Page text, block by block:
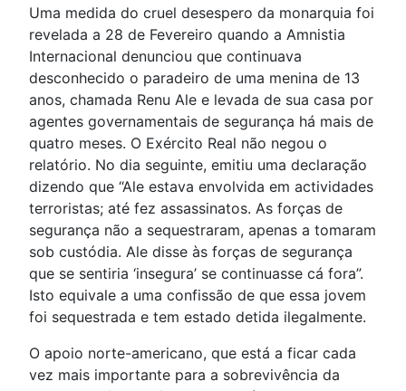
Uma medida do cruel desespero da monarquia foi
revelada a 28 de Fevereiro quando a Amnistia
Internacional denunciou que continuava
desconhecido o paradeiro de uma menina de 13
anos, chamada Renu Ale e levada de sua casa por
agentes governamentais de segurança há mais de
quatro meses. O Exército Real não negou o
relatório. No dia seguinte, emitiu uma declaração
dizendo que “Ale estava envolvida em actividades
terroristas; até fez assassinatos. As forças de
segurança não a sequestraram, apenas a tomaram
sob custódia. Ale disse às forças de segurança
que se sentiria ‘insegura’ se continuasse cá fora”.
Isto equivale a uma confissão de que essa jovem
foi sequestrada e tem estado detida ilegalmente.
O apoio norte-americano, que está a ficar cada
vez mais importante para a sobrevivência da